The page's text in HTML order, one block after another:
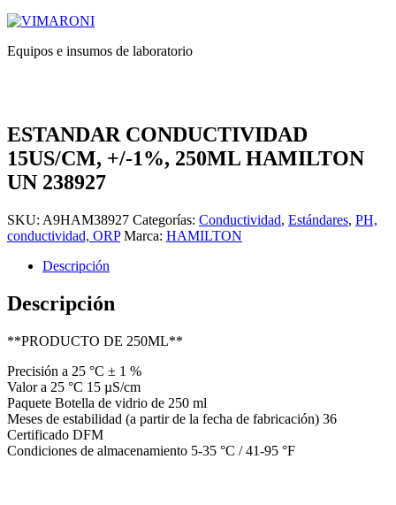
Equipos e insumos de laboratorio
ESTANDAR CONDUCTIVIDAD
15US/CM, +/-1%, 250ML HAMILTON
UN 238927
SKU: A9HAM38927 Categorías: Conductividad, Estándares, PH,
conductividad, ORP Marca: HAMILTON
Descripción
Descripción
**PRODUCTO DE 250ML**
Precisión a 25 °C ± 1 %
Valor a 25 °C 15 µS/cm
Paquete Botella de vidrio de 250 ml
Meses de estabilidad (a partir de la fecha de fabricación) 36
Certificado DFM
Condiciones de almacenamiento 5-35 °C / 41-95 °F